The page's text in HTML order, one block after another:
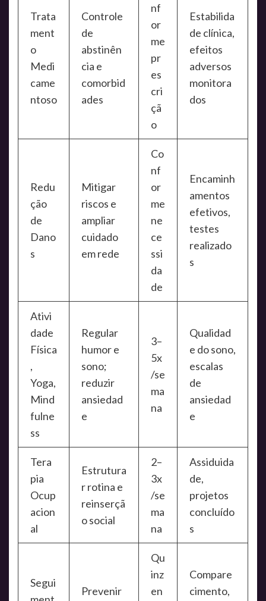
Trata
ment
o
Medi
came
ntoso
Controle
de
abstinên
cia e
comorbid
ades
nf
or
me
pr
es
cri
çã
o
Estabilida
de clínica,
efeitos
adversos
monitora
dos
Redu
ção
de
Dano
s
Mitigar
riscos e
ampliar
cuidado
em rede
Co
nf
or
me
ne
ce
ssi
da
de
Encaminh
amentos
efetivos,
testes
realizado
s
Ativi
dade
Física
,
Yoga,
Mind
fulne
ss
Regular
humor e
sono;
reduzir
ansiedad
e
3–
5x
/se
ma
na
Qualidad
e do sono,
escalas
de
ansiedad
e
Tera
pia
Ocup
acion
al
Estrutura
r rotina e
reinserçã
o social
2–
3x
/se
ma
na
Assiduida
de,
projetos
concluído
s
Segui
Prevenir
Qu
inz
en
Compare
cimento,